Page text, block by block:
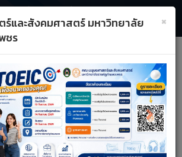
A+ A– รีเซ็ต
×
และสังคมศาสตร์ มหาวิทยาลัย
ชร
Next
น